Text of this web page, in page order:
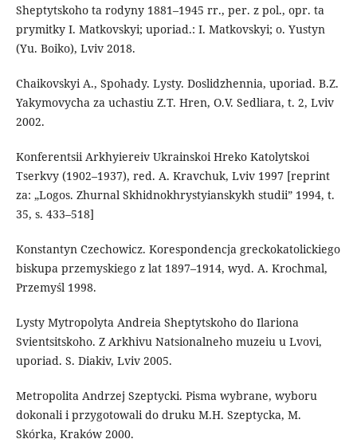
Sheptytskoho ta rodyny 1881–1945 rr., per. z pol., opr. ta
prymitky I. Matkovskyi; uporiad.: I. Matkovskyi; o. Yustyn
(Yu. Boiko), Lviv 2018.
Chaikovskyi A., Spohady. Lysty. Doslidzhennia, uporiad. B.Z.
Yakymovycha za uchastiu Z.T. Hren, O.V. Sedliara, t. 2, Lviv
2002.
Konferentsii Arkhyiereiv Ukrainskoi Hreko Katolytskoi
Tserkvy (1902–1937), red. A. Kravchuk, Lviv 1997 [reprint
za: „Logos. Zhurnal Skhidnokhrystyianskykh studii” 1994, t.
35, s. 433–518]
Konstantyn Czechowicz. Korespondencja greckokatolickiego
biskupa przemyskiego z lat 1897–1914, wyd. A. Krochmal,
Przemyśl 1998.
Lysty Mytropolyta Andreia Sheptytskoho do Ilariona
Svientsitskoho. Z Arkhivu Natsionalneho muzeiu u Lvovi,
uporiad. S. Diakiv, Lviv 2005.
Metropolita Andrzej Szeptycki. Pisma wybrane, wyboru
dokonali i przygotowali do druku M.H. Szeptycka, M.
Skórka, Kraków 2000.